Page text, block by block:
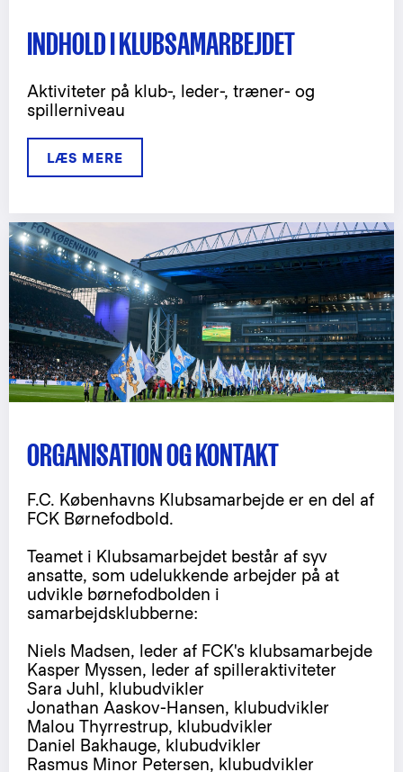
INDHOLD I KLUBSAMARBEJDET
Aktiviteter på klub-, leder-, træner- og
spillerniveau
LÆS MERE
ORGANISATION OG KONTAKT
F.C. Københavns Klubsamarbejde er en del af
FCK Børnefodbold.
Teamet i Klubsamarbejdet består af syv
ansatte, som udelukkende arbejder på at
udvikle børnefodbolden i
samarbejdsklubberne:
Niels Madsen, leder af FCK's klubsamarbejde
Kasper Myssen, leder af spilleraktiviteter
Sara Juhl, klubudvikler
Jonathan Aaskov-Hansen, klubudvikler
Malou Thyrrestrup, klubudvikler
Daniel Bakhauge, klubudvikler
Rasmus Minor Petersen, klubudvikler